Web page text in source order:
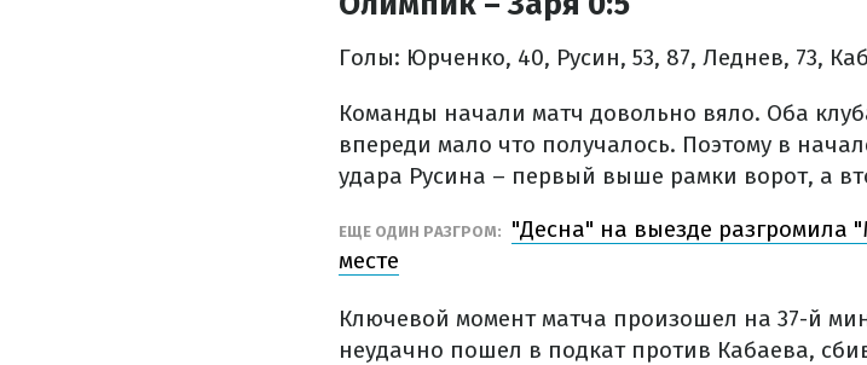
Голы: Юрченко, 40, Русин, 53, 87, Леднев, 73,
Команды начали матч довольно вяло. Оба
впереди мало что получалось. Поэтому в
удара Русина – первый выше рамки ворот, а
ЕЩЕ ОДИН РАЗГРОМ:
"Десна" на выезде разгромила
месте
Ключевой момент матча произошел на 37-й
неудачно пошел в подкат против Кабаева,